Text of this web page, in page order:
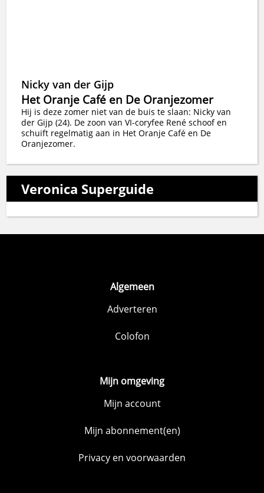
Nicky van der Gijp
Het Oranje Café en De Oranjezomer
Hij is deze zomer niet van de buis te slaan: Nicky van
der Gijp (24). De zoon van VI-coryfee René schoof en
schuift regelmatig aan in Het Oranje Café en De
Oranjezomer.
Veronica Superguide
Algemeen
Adverteren
Colofon
Mijn omgeving
Mijn account
Mijn abonnement(en)
Privacy en voorwaarden